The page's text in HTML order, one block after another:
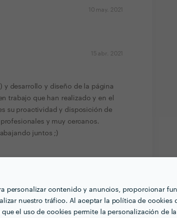
personalizar contenido y anuncios, proporcionar
nuestro tráfico. Al aceptar la política de cookies
el uso de cookies permite la personalización de la
10 may. 2021
15 abr. 2021
y desarrollo y diseño de la página
trabajo que han realizado y en el
su proactividad y disposición de
y muy cercanos.
juntos ;)
y el diseño a todo el trabajo
superprofesional, elegante y con
trabajar con el equipo de Sintropía